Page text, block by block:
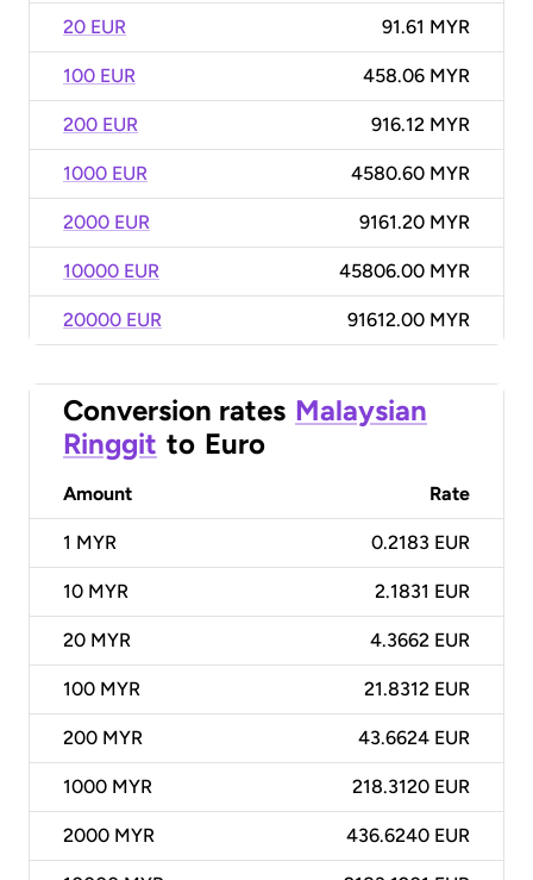
20 EUR 91.61 MYR
100 EUR 458.06 MYR
200 EUR 916.12 MYR
1000 EUR 4580.60 MYR
2000 EUR 9161.20 MYR
10000 EUR 45806.00 MYR
20000 EUR 91612.00 MYR
Conversion rates Malaysian
Ringgit to Euro
Amount Rate
1 MYR 0.2183 EUR
10 MYR 2.1831 EUR
20 MYR 4.3662 EUR
100 MYR 21.8312 EUR
200 MYR 43.6624 EUR
1000 MYR 218.3120 EUR
2000 MYR 436.6240 EUR